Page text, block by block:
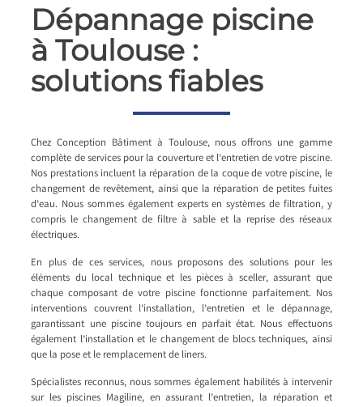
Dépannage piscine
à Toulouse :
solutions fiables
Chez Conception Bâtiment à Toulouse, nous offrons une gamme
complète de services pour la couverture et l’entretien de votre piscine.
Nos prestations incluent la réparation de la coque de votre piscine, le
changement de revêtement, ainsi que la réparation de petites fuites
d’eau. Nous sommes également experts en systèmes de filtration, y
compris le changement de filtre à sable et la reprise des réseaux
électriques.
En plus de ces services, nous proposons des solutions pour les
éléments du local technique et les pièces à sceller, assurant que
chaque composant de votre piscine fonctionne parfaitement. Nos
interventions couvrent l’installation, l’entretien et le dépannage,
garantissant une piscine toujours en parfait état. Nous effectuons
également l’installation et le changement de blocs techniques, ainsi
que la pose et le remplacement de liners.
Spécialistes reconnus, nous sommes également habilités à intervenir
sur les piscines Magiline, en assurant l’entretien, la réparation et